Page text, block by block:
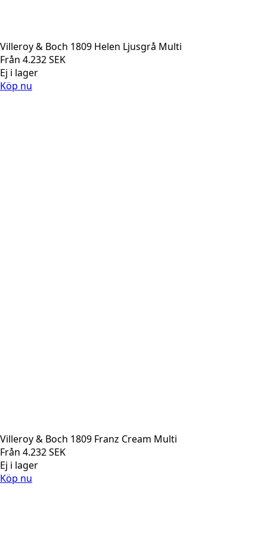
Villeroy & Boch 1809 Helen Ljusgrå Multi
Från 4.232SEK
Ej i lager
Köp nu
Villeroy & Boch 1809 Franz Cream Multi
Från 4.232SEK
Ej i lager
Köp nu